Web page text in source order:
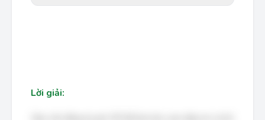
Lời giải: